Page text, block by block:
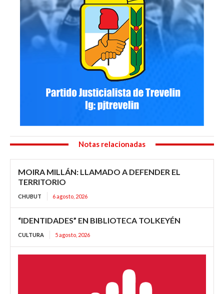
Notas relacionadas
MOIRA MILLÁN: LLAMADO A DEFENDER EL
TERRITORIO
CHUBUT 6 agosto, 2026
“IDENTIDADES” EN BIBLIOTECA TOLKEYÉN
CULTURA 5 agosto, 2026